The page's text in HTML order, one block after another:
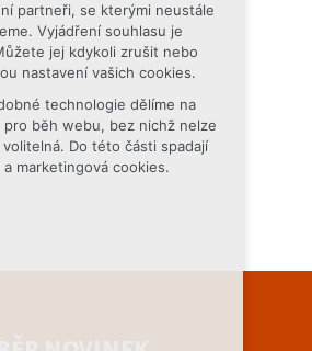
cookies (Google)
o cookies na našem webu
všechny cookies
Odmítnout vše
partneři, se kterými neustále
Vyjádření souhlasu je
jej kdykoli zrušit nebo
nastavení vašich cookies.
technologie dělíme na
běh webu, bez nichž nelze
Do této části spadají
a marketingová cookies.